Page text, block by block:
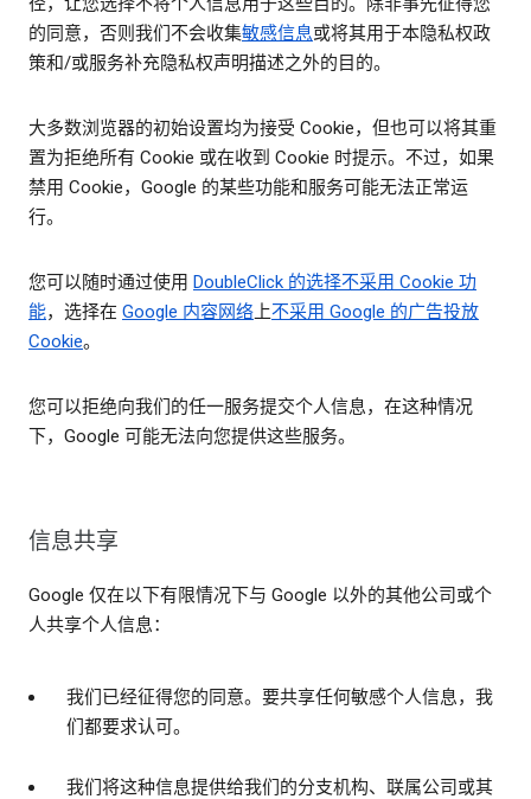
的同意，否则我们不会收集敏感信息或将其用于本隐私权政
策和/或服务补充隐私权声明描述之外的目的。
大多数浏览器的初始设置均为接受 Cookie，但也可以将其重
置为拒绝所有 Cookie 或在收到 Cookie 时提示。不过，如果
禁用 Cookie，Google 的某些功能和服务可能无法正常运
行。
您可以随时通过使用 DoubleClick 的选择不采用 Cookie 功
能，选择在 Google 内容网络上不采用 Google 的广告投放
Cookie。
您可以拒绝向我们的任一服务提交个人信息，在这种情况
下，Google 可能无法向您提供这些服务。
信息共享
Google 仅在以下有限情况下与 Google 以外的其他公司或个
人共享个人信息：
我们已经征得您的同意。要共享任何敏感个人信息，我
们都要求认可。
我们将这种信息提供给我们的分支机构、联属公司或其